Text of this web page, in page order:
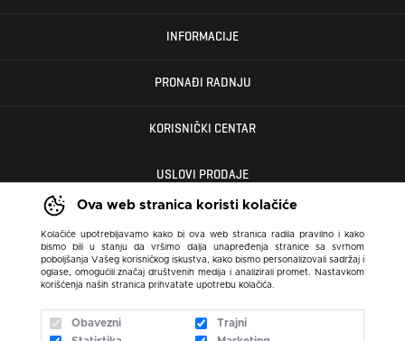
Ova web stranica koristi kolačiće
Kolačiće upotrebljavamo kako bi ova web stranica radila pravilno i kako
bismo bili u stanju da vršimo dalja unapređenja stranice sa svrhom
poboljšanja Vašeg korisničkog iskustva, kako bismo personalizovali sadržaj i
oglase, omogućili značaj društvenih medija i analizirali promet. Nastavkom
korišćenja naših stranica prihvatate upotrebu kolačića.
Obavezni
Trajni
INFORMACIJE
PRONAĐI RADNJU
KORISNIČKI CENTAR
USLOVI PRODAJE